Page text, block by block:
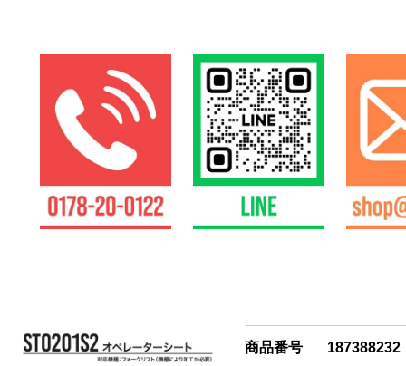
商品番号 187388232